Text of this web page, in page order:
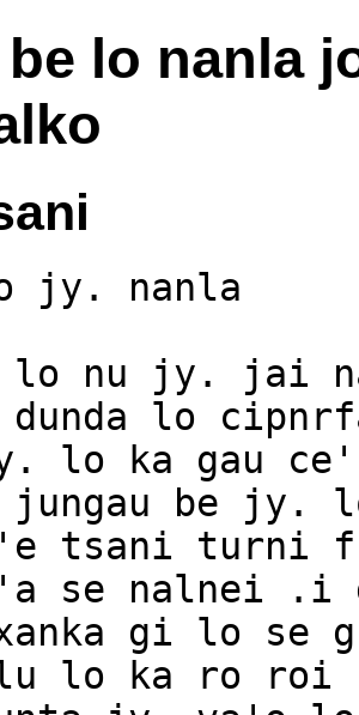
lo nanla
jy. nanla
lo nu jy. jai
dunda lo
lo ka gau
be jy.
tsani turni
se nalnei .i
gi lo se
lo ka ro